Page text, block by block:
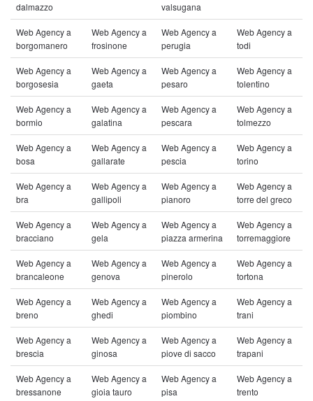
dalmazzo
valsugana
Web Agency a
borgomanero
Web Agency a
frosinone
Web Agency a
perugia
Web Agency a
todi
Web Agency a
borgosesia
Web Agency a
gaeta
Web Agency a
pesaro
Web Agency a
tolentino
Web Agency a
bormio
Web Agency a
galatina
Web Agency a
pescara
Web Agency a
tolmezzo
Web Agency a
bosa
Web Agency a
gallarate
Web Agency a
pescia
Web Agency a
torino
Web Agency a
bra
Web Agency a
gallipoli
Web Agency a
pianoro
Web Agency a
torre del greco
Web Agency a
bracciano
Web Agency a
gela
Web Agency a
piazza armerina
Web Agency a
torremaggiore
Web Agency a
brancaleone
Web Agency a
genova
Web Agency a
pinerolo
Web Agency a
tortona
Web Agency a
breno
Web Agency a
ghedi
Web Agency a
piombino
Web Agency a
trani
Web Agency a
brescia
Web Agency a
ginosa
Web Agency a
piove di sacco
Web Agency a
trapani
Web Agency a
bressanone
Web Agency a
gioia tauro
Web Agency a
pisa
Web Agency a
trento